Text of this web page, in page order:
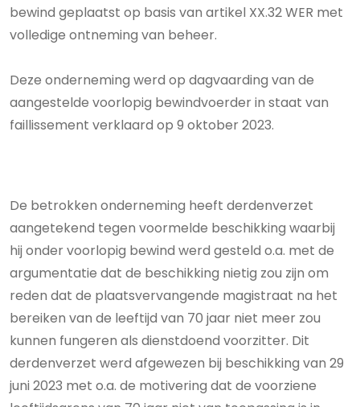
bewind geplaatst op basis van artikel XX.32 WER met
volledige ontneming van beheer.
Deze onderneming werd op dagvaarding van de
aangestelde voorlopig bewindvoerder in staat van
faillissement verklaard op 9 oktober 2023.
De betrokken onderneming heeft derdenverzet
aangetekend tegen voormelde beschikking waarbij
hij onder voorlopig bewind werd gesteld o.a. met de
argumentatie dat de beschikking nietig zou zijn om
reden dat de plaatsvervangende magistraat na het
bereiken van de leeftijd van 70 jaar niet meer zou
kunnen fungeren als dienstdoend voorzitter. Dit
derdenverzet werd afgewezen bij beschikking van 29
juni 2023 met o.a. de motivering dat de voorziene